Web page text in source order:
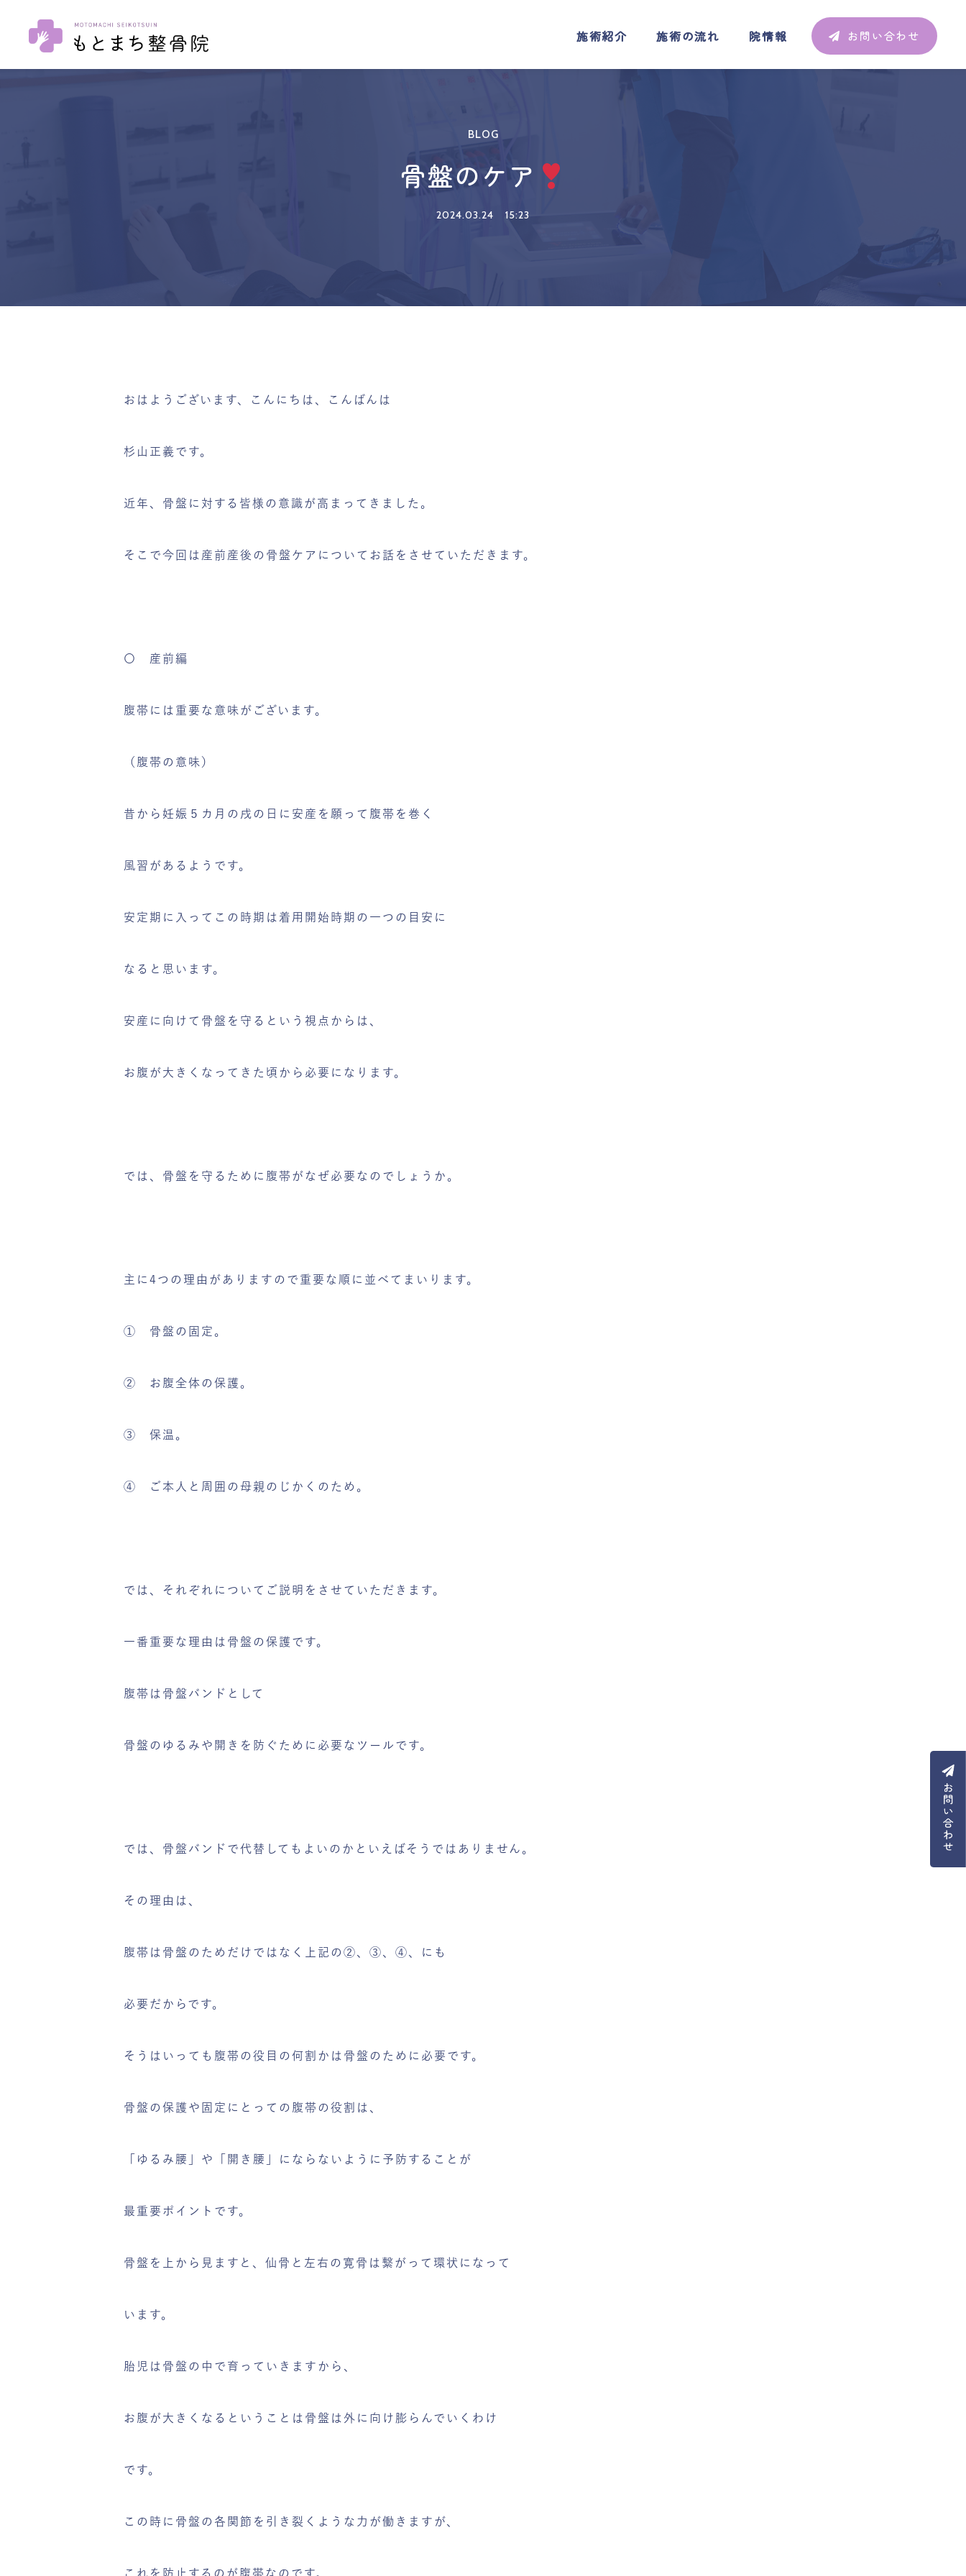
施術紹介 施術の流れ 院情報 お問い合わせ
施術紹介 施術の流れ 院情報 お問い合わせ
BLOG
骨盤のケア
2024.03.24 15:23
おはようございます、こんにちは、こんばんは
杉山正義です。
近年、骨盤に対する皆様の意識が高まってきました。
そこで今回は産前産後の骨盤ケアについてお話をさせていただきます。
〇 産前編
腹帯には重要な意味がございます。
（腹帯の意味）
昔から妊娠５カ月の戌の日に安産を願って腹帯を巻く
風習があるようです。
安定期に入ってこの時期は着用開始時期の一つの目安に
なると思います。
安産に向けて骨盤を守るという視点からは、
お腹が大きくなってきた頃から必要になります。
では、骨盤を守るために腹帯がなぜ必要なのでしょうか。
主に4つの理由がありますので重要な順に並べてまいります。
① 骨盤の固定。
② お腹全体の保護。
③ 保温。
④ ご本人と周囲の母親のじかくのため。
では、それぞれについてご説明をさせていただきます。
一番重要な理由は骨盤の保護です。
腹帯は骨盤バンドとして
骨盤のゆるみや開きを防ぐために必要なツールです。
では、骨盤バンドで代替してもよいのかといえばそうではありません。
その理由は、
腹帯は骨盤のためだけではなく上記の②、③、④、にも
必要だからです。
そうはいっても腹帯の役目の何割かは骨盤のために必要です。
骨盤の保護や固定にとっての腹帯の役割は、
「ゆるみ腰」や「開き腰」にならないように予防することが
最重要ポイントです。
骨盤を上から見ますと、仙骨と左右の寛骨は繋がって環状になって
います。
胎児は骨盤の中で育っていきますから、
お腹が大きくなるということは骨盤は外に向け膨らんでいくわけ
です。
この時に骨盤の各関節を引き裂くような力が働きますが、
これを防止するのが腹帯なのです。